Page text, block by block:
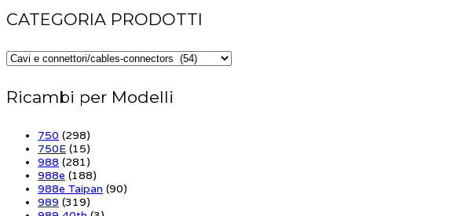
CATEGORIA PRODOTTI
Ricambi per Modelli
750 (298)
750E (15)
988 (281)
988e (188)
988e Taipan (90)
989 (319)